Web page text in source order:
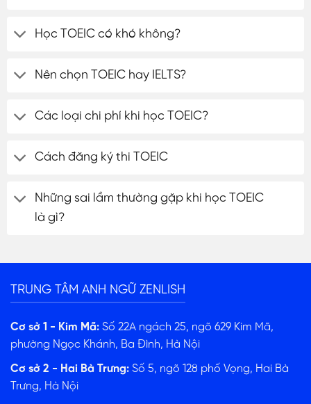
Học TOEIC có khó không?
Nên chọn TOEIC hay IELTS?
Các loại chi phí khi học TOEIC?
Cách đăng ký thi TOEIC
Những sai lầm thường gặp khi học TOEIC
là gì?
TRUNG TÂM ANH NGỮ ZENLISH
Cơ sở 1 - Kim Mã: Số 22A ngách 25, ngõ 629 Kim Mã,
phường Ngọc Khánh, Ba Đình, Hà Nội
Cơ sở 2 - Hai Bà Trưng: Số 5, ngõ 128 phố Vọng, Hai Bà
Trưng, Hà Nội